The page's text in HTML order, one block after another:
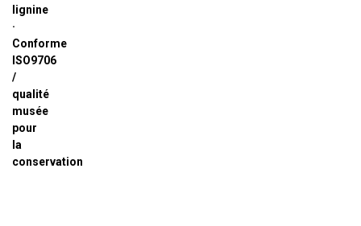
lignine
·
Conforme
ISO9706
/
qualité
musée
pour
la
conservation